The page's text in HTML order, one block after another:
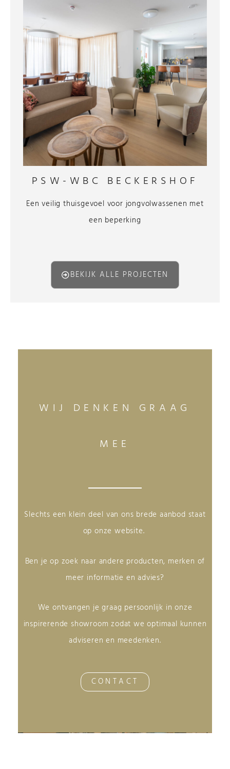
PSW-WBC BECKERSHOF
Een veilig thuisgevoel voor jongvolwassenen met
een beperking
BEKIJK ALLE PROJECTEN
WIJ DENKEN GRAAG
MEE
Slechts een klein deel van ons brede aanbod staat
op onze website.
Ben je op zoek naar andere producten, merken of
meer informatie en advies?
We ontvangen je graag persoonlijk in onze
inspirerende showroom zodat we optimaal kunnen
adviseren en meedenken.
CONTACT